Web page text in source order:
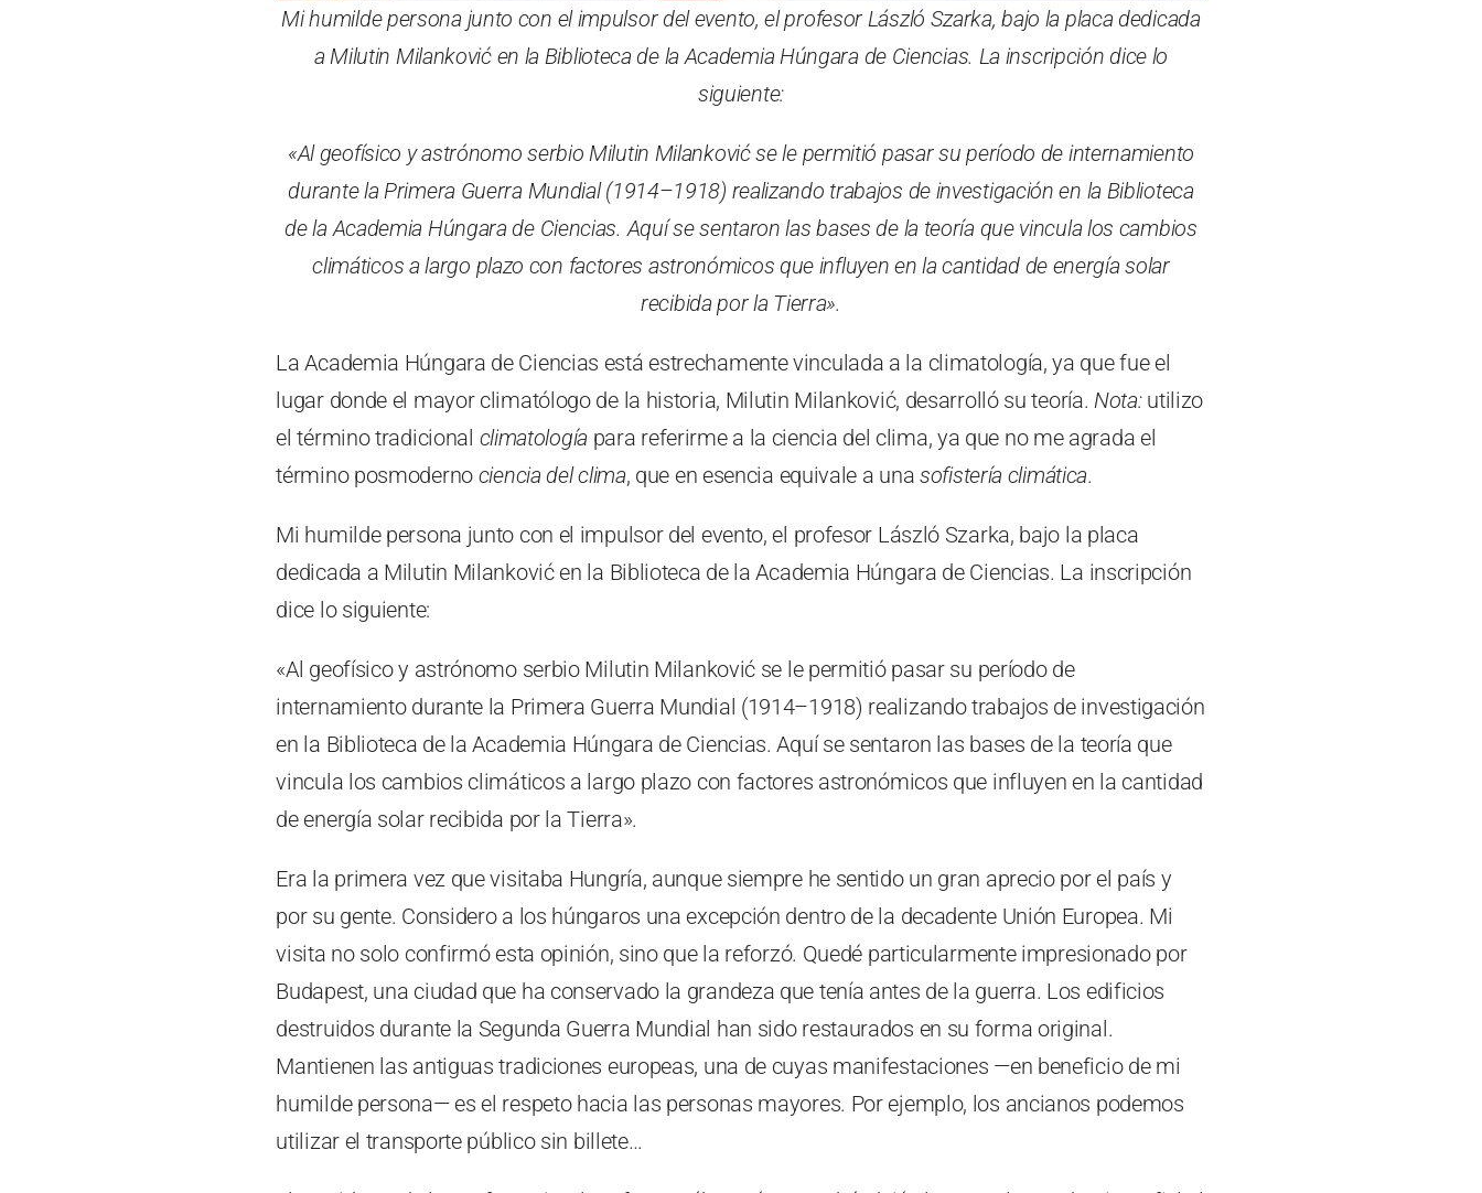
Mi humilde persona junto con el impulsor del evento, el profesor László Szarka, bajo la placa dedicada
a Milutin Milanković en la Biblioteca de la Academia Húngara de Ciencias. La inscripción dice lo
siguiente:
«Al geofísico y astrónomo serbio Milutin Milanković se le permitió pasar su período de internamiento
durante la Primera Guerra Mundial (1914–1918) realizando trabajos de investigación en la Biblioteca
de la Academia Húngara de Ciencias. Aquí se sentaron las bases de la teoría que vincula los cambios
climáticos a largo plazo con factores astronómicos que influyen en la cantidad de energía solar
recibida por la Tierra».
La Academia Húngara de Ciencias está estrechamente vinculada a la climatología, ya que fue el
lugar donde el mayor climatólogo de la historia, Milutin Milanković, desarrolló su teoría. Nota:utilizo
el término tradicional climatología para referirme a la ciencia del clima, ya que no me agrada el
término posmoderno ciencia del clima, que en esencia equivale a unasofistería climática.
Mi humilde persona junto con el impulsor del evento, el profesor László Szarka, bajo la placa
dedicada a Milutin Milanković en la Biblioteca de la Academia Húngara de Ciencias. La inscripción
dice lo siguiente:
«Al geofísico y astrónomo serbio Milutin Milanković se le permitió pasar su período de
internamiento durante la Primera Guerra Mundial (1914–1918) realizando trabajos de investigación
en la Biblioteca de la Academia Húngara de Ciencias. Aquí se sentaron las bases de la teoría que
vincula los cambios climáticos a largo plazo con factores astronómicos que influyen en la cantidad
de energía solar recibida por la Tierra».
Era la primera vez que visitaba Hungría, aunque siempre he sentido un gran aprecio por el país y
por su gente. Considero a los húngaros una excepción dentro de la decadente Unión Europea. Mi
visita no solo confirmó esta opinión, sino que la reforzó. Quedé particularmente impresionado por
Budapest, una ciudad que ha conservado la grandeza que tenía antes de la guerra. Los edificios
destruidos durante la Segunda Guerra Mundial han sido restaurados en su forma original.
Mantienen las antiguas tradiciones europeas, una de cuyas manifestaciones —en beneficio de mi
humilde persona— es el respeto hacia las personas mayores. Por ejemplo, los ancianos podemos
utilizar el transporte público sin billete…